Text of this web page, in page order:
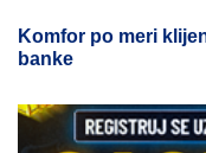
Komfor po meri
banke